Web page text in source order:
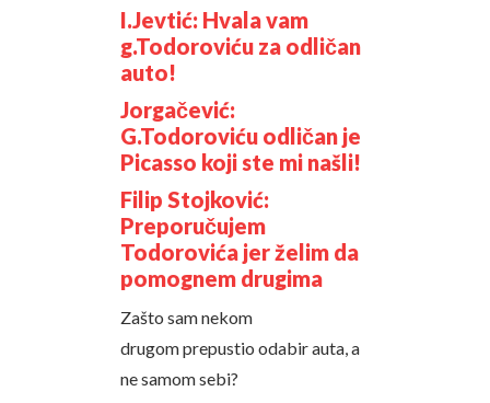
I.Jevtić: Hvala vam
g.Todoroviću za odličan
auto!
Jorgačević:
G.Todoroviću odličan je
Picasso koji ste mi našli!
Filip Stojković:
Preporučujem
Todorovića jer želim da
pomognem drugima
Zašto sam nekom
drugom prepustio odabir auta, a
ne samom sebi?